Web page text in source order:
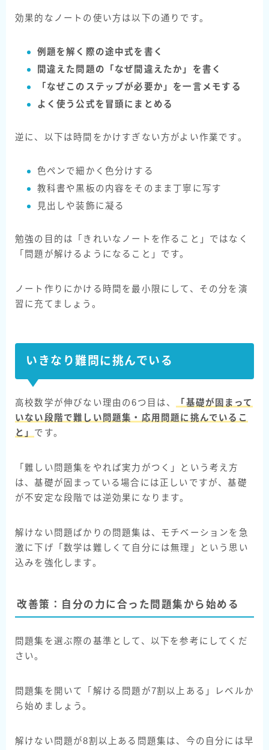
効果的なノートの使い方は以下の通りです。
例題を解く際の途中式を書く
間違えた問題の「なぜ間違えたか」を書く
「なぜこのステップが必要か」を一言メモする
よく使う公式を冒頭にまとめる
逆に、以下は時間をかけすぎない方がよい作業です。
色ペンで細かく色分けする
教科書や黒板の内容をそのまま丁寧に写す
見出しや装飾に凝る
勉強の目的は「きれいなノートを作ること」ではなく
「問題が解けるようになること」です。
ノート作りにかける時間を最小限にして、その分を演
習に充てましょう。
いきなり難問に挑んでいる
高校数学が伸びない理由の6つ目は、
「基礎が固まって
いない段階で難しい問題集・応用問題に挑んでいるこ
と」 です。
「難しい問題集をやれば実力がつく」という考え方
は、基礎が固まっている場合には正しいですが、基礎
が不安定な段階では逆効果になります。
解けない問題ばかりの問題集は、モチベーションを急
激に下げ「数学は難しくて自分には無理」という思い
込みを強化します。
改善策：自分の力に合った問題集から始める
問題集を選ぶ際の基準として、以下を参考にしてくだ
さい。
問題集を開いて「解ける問題が7割以上ある」レベルか
ら始めましょう。
解けない問題が8割以上ある問題集は、今の自分には早